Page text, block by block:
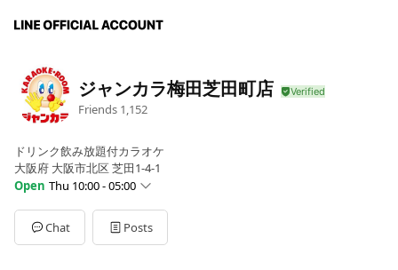
ジャンカラ梅田芝田町店
Friends 1,152
ドリンク飲み放題付カラオケ
大阪府 大阪市北区 芝田1-4-1
Open Thu 10:00 - 05:00
Mon10:00 - 05:00
Tue10:00 - 05:00
Wed
10:00 - 05:00
Chat Posts